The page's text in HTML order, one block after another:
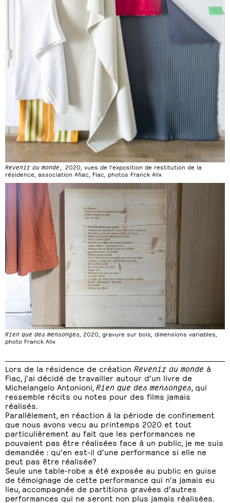
Lors de la résidence de création Revenir au monde à
Fiac, j’ai décidé de travailler autour d’un livre de
Michelangelo Antonioni, Rien que des mensonges , qui
ressemble récits ou notes pour des films jamais
réalisés.
Parallèlement, en réaction à la période de confinement
que nous avons vecu au printemps 2020 et tout
particulièrement au fait que les performances ne
pouvaient pas être réalisées face à un public, je me suis
demandée : qu’en est-il d’une performance si elle ne
peut pas être réalisée?
Seule une table-robe a été exposée au public en guise
de témoignage de cette performance qui n’a jamais eu
lieu, accompagnée de partitions gravées d’autres
performances qui ne seront non plus jamais réalisées.
Revenir au monde, 2020, vues de l’exposition de restitution de la
résidence, association Afiac, Fiac, photos Franck Alix
Rien que des mensonges, 2020, gravure sur bois, dimensions variables,
photo Franck Alix